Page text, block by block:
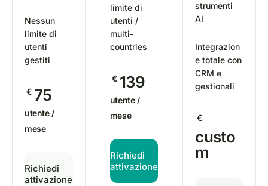
€ 75
utente /
mese
Nessun
limite di
utenti
gestiti
Richiedi
attivazione
€ 139
utente /
mese
limite di
utenti /
multi-
countries
Richiedi
attivazione
€
custo
m
strumenti
AI
Integrazion
e totale con
CRM e
gestionali